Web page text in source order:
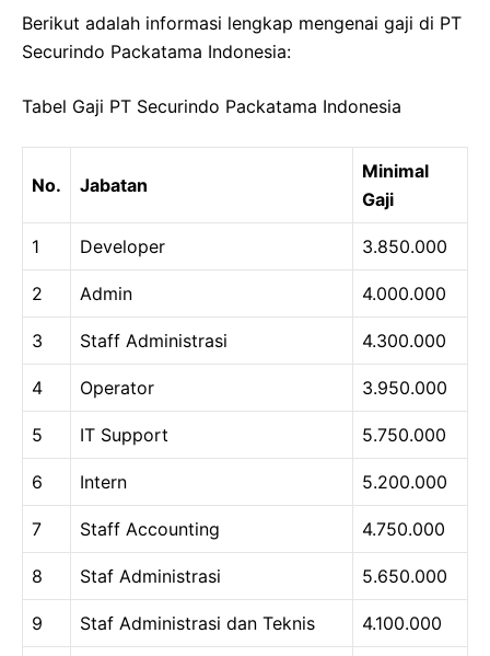
Berikut adalah informasi lengkap mengenai gaji di PT
Securindo Packatama Indonesia:
Tabel Gaji PT Securindo Packatama Indonesia
No. Jabatan
Minimal
Gaji
1 Developer 3.850.000
2 Admin 4.000.000
3 Staff Administrasi 4.300.000
4 Operator 3.950.000
5 IT Support 5.750.000
6 Intern 5.200.000
7 Staff Accounting 4.750.000
8 Staf Administrasi 5.650.000
9 Staf Administrasi dan Teknis 4.100.000